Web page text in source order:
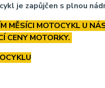
je zapůjčen s plnou
MĚSÍCI MOTOCYKL U
CENY MOTORKY.